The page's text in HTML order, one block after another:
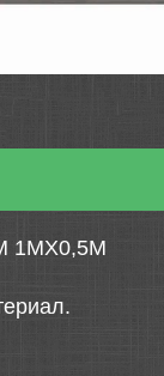
1МХ0,5М